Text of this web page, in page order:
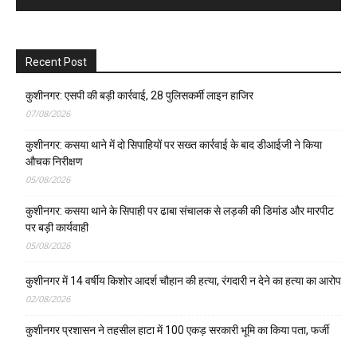
Recent Post
कुशीनगर: एसपी की बड़ी कार्रवाई, 28 पुलिसकर्मी लाइन हाजिर
07/08/2026
कुशीनगर: कसया थाने में दो सिपाहियों पर सख्त कार्रवाई के बाद डीआईजी ने किया
औचक निरीक्षण
05/08/2026
कुशीनगर: कसया थाने के सिपाही पर ढाबा संचालक से लड़की की डिमांड और मारपीट
पर बड़ी कार्यवाही
05/08/2026
कुशीनगर में 14 वर्षीय किशोर आदर्श चौहान की हत्या, रंगदारी न देने का हत्या का आरोप
02/08/2026
कुशीनगर प्रशासन ने तहसील हाटा में 100 एकड़ सरकारी भूमि का किया पता, फर्जी